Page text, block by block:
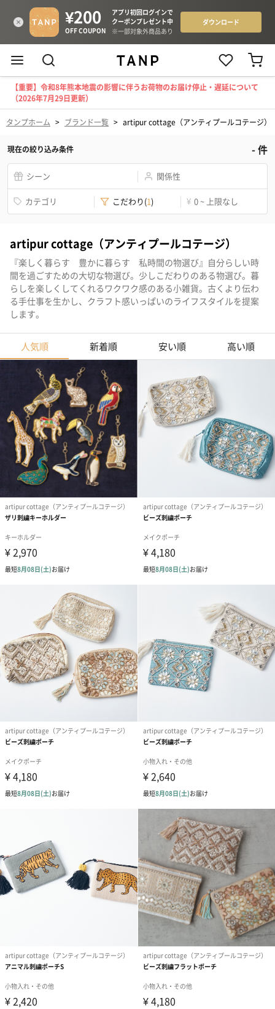
【重要】令和8年熊本地震の影響に伴うお荷物のお届け停止・遅延について
（2026年7月29日更新）
タンプホーム > ブランド一覧 > artipur cottage（アンティプールコテージ）
現在の絞り込み条件 -件
シーン 関係性
カテゴリ こだわり(1) ¥ 0 ~ 上限なし
artipur cottage（アンティプールコテージ）
『楽しく暮らす 豊かに暮らす 私時間の物選び』自分らしい時
間を過ごすための大切な物選び。少しこだわりのある物選び。暮
らしを楽しくしてくれるワクワク感のある小雑貨。古くより伝わ
る手仕事を生かし、クラフト感いっぱいのライフスタイルを提案
します。
人気順 新着順 安い順 高い順